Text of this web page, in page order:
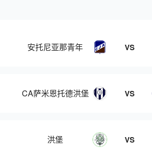
安托尼亚那青年 VS
CA萨米恩托德洪堡 VS
洪堡 VS